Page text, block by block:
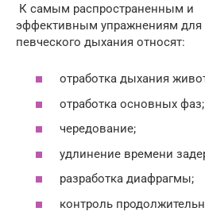
К самым распространенным и
эффективным упражнениям для
певческого дыхания относят:
отработка дыхания
отработка основных фаз;
чередование;
удлинение времени
разработка диафрагмы;
контроль